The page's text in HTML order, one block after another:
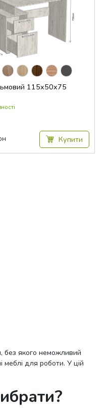
115x50x75
Купити
без якого неможливий
для роботи. У цій